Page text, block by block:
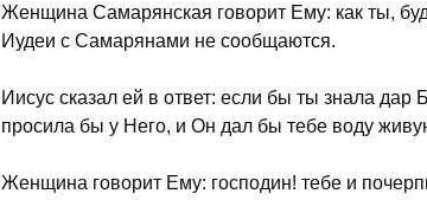
Женщина Самарянская говорит Ему: как ты,
Иудеи с Самарянами не сообщаются.
Иисус сказал ей в ответ: если бы ты знала
просила бы у Него, и Он дал бы тебе воду
Женщина говорит Ему: господин! тебе и